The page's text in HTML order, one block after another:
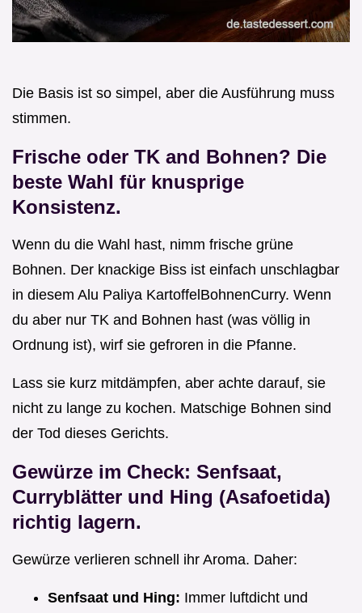
Die Basis ist so simpel, aber die Ausführung muss
stimmen.
Frische oder TK and Bohnen? Die
beste Wahl für knusprige
Konsistenz.
Wenn du die Wahl hast, nimm frische grüne
Bohnen. Der knackige Biss ist einfach unschlagbar
in diesem Alu Paliya KartoffelBohnenCurry. Wenn
du aber nur TK and Bohnen hast (was völlig in
Ordnung ist), wirf sie gefroren in die Pfanne.
Lass sie kurz mitdämpfen, aber achte darauf, sie
nicht zu lange zu kochen. Matschige Bohnen sind
der Tod dieses Gerichts.
Gewürze im Check: Senfsaat,
Curryblätter und Hing (Asafoetida)
richtig lagern.
Gewürze verlieren schnell ihr Aroma. Daher:
Senfsaat und Hing: Immer luftdicht und